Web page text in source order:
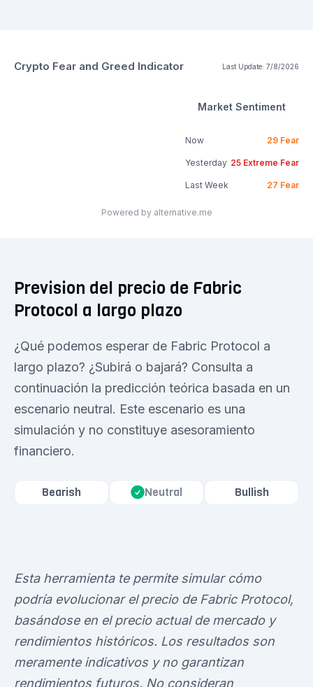
Crypto Fear and Greed Indicator Last Update: 7/8/2026
Market Sentiment
Now 29 Fear
Yesterday 25 Extreme Fear
Last Week 27 Fear
Powered by alternative.me
Prevision del precio de Fabric
Protocol a largo plazo
¿Qué podemos esperar de Fabric Protocol a
largo plazo? ¿Subirá o bajará? Consulta a
continuación la predicción teórica basada en un
escenario neutral. Este escenario es una
simulación y no constituye asesoramiento
financiero.
Bearish Neutral Bullish
Esta herramienta te permite simular cómo
podría evolucionar el precio de Fabric Protocol,
basándose en el precio actual de mercado y
rendimientos históricos. Los resultados son
meramente indicativos y no garantizan
rendimientos futuros. No consideran